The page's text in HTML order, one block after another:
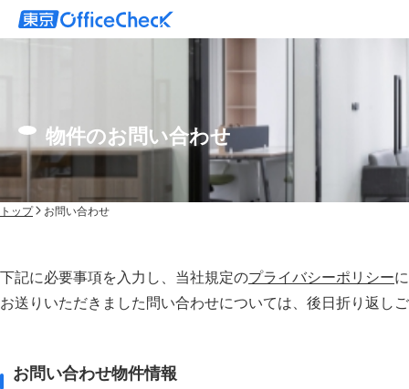
物件のお問い合わせ
トップ お問い合わせ
下記に必要事項を入力し、当社規定のプライバシーポリシー
お送りいただきました問い合わせについては、後⽇折り返し
お問い合わせ物件情報